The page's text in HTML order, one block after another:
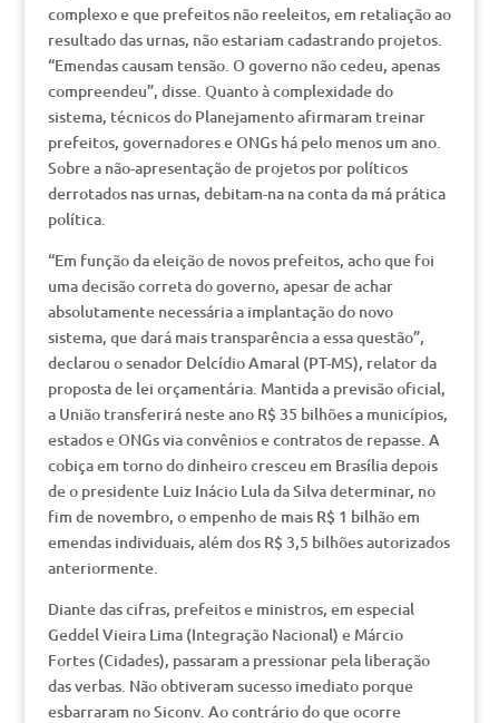
complexo e que prefeitos não reeleitos, em retaliação ao
resultado das urnas, não estariam cadastrando projetos.
“Emendas causam tensão. O governo não cedeu, apenas
compreendeu”, disse. Quanto à complexidade do
sistema, técnicos do Planejamento afirmaram treinar
prefeitos, governadores e ONGs há pelo menos um ano.
Sobre a não-apresentação de projetos por políticos
derrotados nas urnas, debitam-na na conta da má prática
política.
“Em função da eleição de novos prefeitos, acho que foi
uma decisão correta do governo, apesar de achar
absolutamente necessária a implantação do novo
sistema, que dará mais transparência a essa questão”,
declarou o senador Delcídio Amaral (PT-MS), relator da
proposta de lei orçamentária. Mantida a previsão oficial,
a União transferirá neste ano R$ 35 bilhões a municípios,
estados e ONGs via convênios e contratos de repasse. A
cobiça em torno do dinheiro cresceu em Brasília depois
de o presidente Luiz Inácio Lula da Silva determinar, no
fim de novembro, o empenho de mais R$ 1 bilhão em
emendas individuais, além dos R$ 3,5 bilhões autorizados
anteriormente.
Diante das cifras, prefeitos e ministros, em especial
Geddel Vieira Lima (Integração Nacional) e Márcio
Fortes (Cidades), passaram a pressionar pela liberação
das verbas. Não obtiveram sucesso imediato porque
esbarraram no Siconv. Ao contrário do que ocorre